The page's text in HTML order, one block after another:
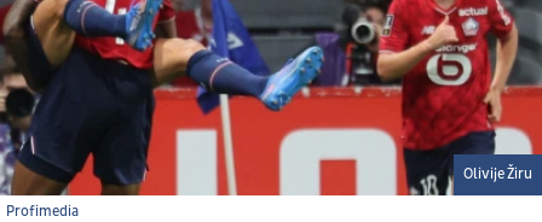
Profimedia
Olivije Žiru